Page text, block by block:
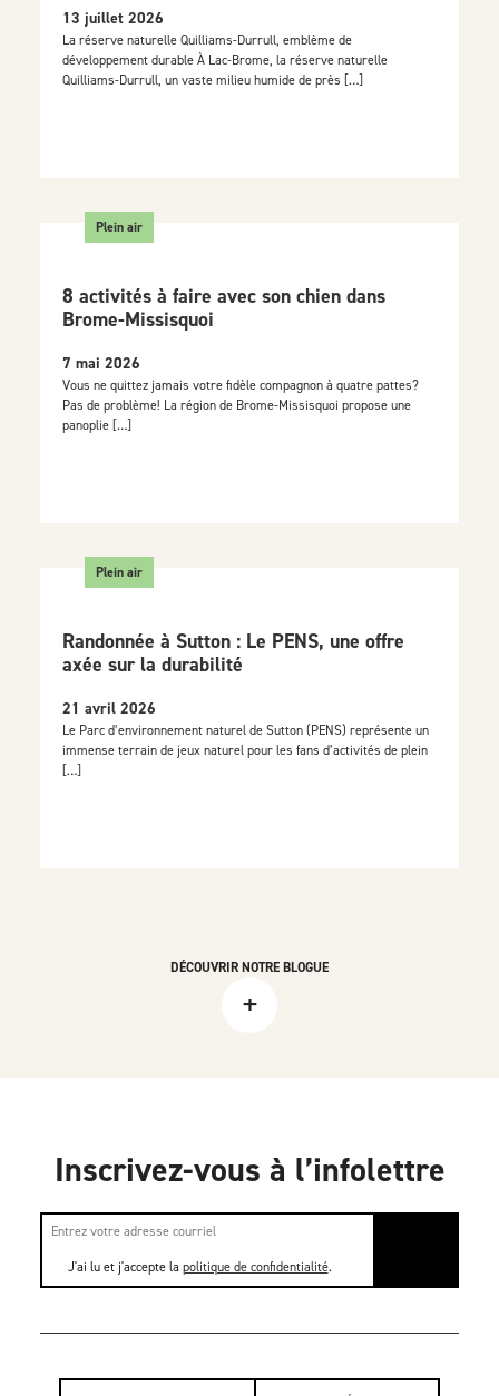
13 juillet 2026
La réserve naturelle Quilliams-Durrull, emblème de
développement durable À Lac-Brome, la réserve naturelle
Quilliams-Durrull, un vaste milieu humide de près […]
Plein air
8 activités à faire avec son chien dans
Brome-Missisquoi
7 mai 2026
Vous ne quittez jamais votre fidèle compagnon à quatre pattes?
Pas de problème! La région de Brome-Missisquoi propose une
panoplie […]
Plein air
Randonnée à Sutton : Le PENS, une offre
axée sur la durabilité
21 avril 2026
Le Parc d’environnement naturel de Sutton (PENS) représente un
immense terrain de jeux naturel pour les fans d’activités de plein
[…]
DÉCOUVRIR NOTRE BLOGUE
+
Inscrivez-vous à l’infolettre
J'ai lu et j'accepte la politique de confidentialité.